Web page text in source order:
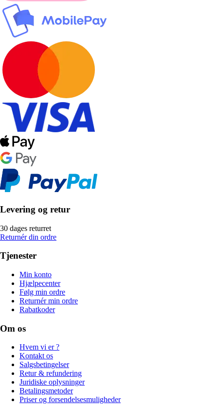
Levering og retur
30 dages returret
Returnér din ordre
Tjenester
Min konto
Hjælpecenter
Følg min ordre
Returnér min ordre
Rabatkoder
Om os
Hvem vi er ?
Kontakt os
Salgsbetingelser
Retur & refundering
Juridiske oplysninger
Betalingsmetoder
Priser og forsendelsesmuligheder